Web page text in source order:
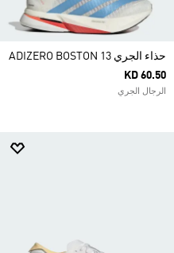
حذاء الجري ADIZERO BOSTON 13
KD 60.50
الرجال الجري